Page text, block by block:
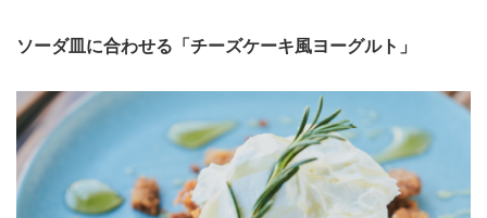
ソーダ皿に合わせる「チーズケーキ風ヨーグルト」